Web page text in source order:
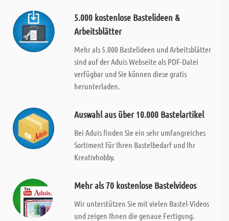
5.000 kostenlose Bastelideen &
Arbeitsblätter
Mehr als 5.000 Bastelideen und Arbeitsblätter
sind auf der Aduis Webseite als PDF-Datei
verfügbar und Sie können diese gratis
herunterladen.
Auswahl aus über 10.000 Bastelartikel
Bei Aduis finden Sie ein sehr umfangreiches
Sortiment für Ihren Bastelbedarf und Ihr
Kreativhobby.
Mehr als 70 kostenlose Bastelvideos
Wir unterstützen Sie mit vielen Bastel-Videos
und zeigen Ihnen die genaue Fertigung.